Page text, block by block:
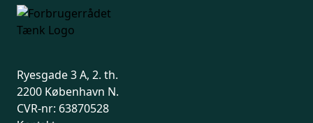
Ryesgade 3 A, 2. th.
2200 København N.
CVR-nr: 63870528